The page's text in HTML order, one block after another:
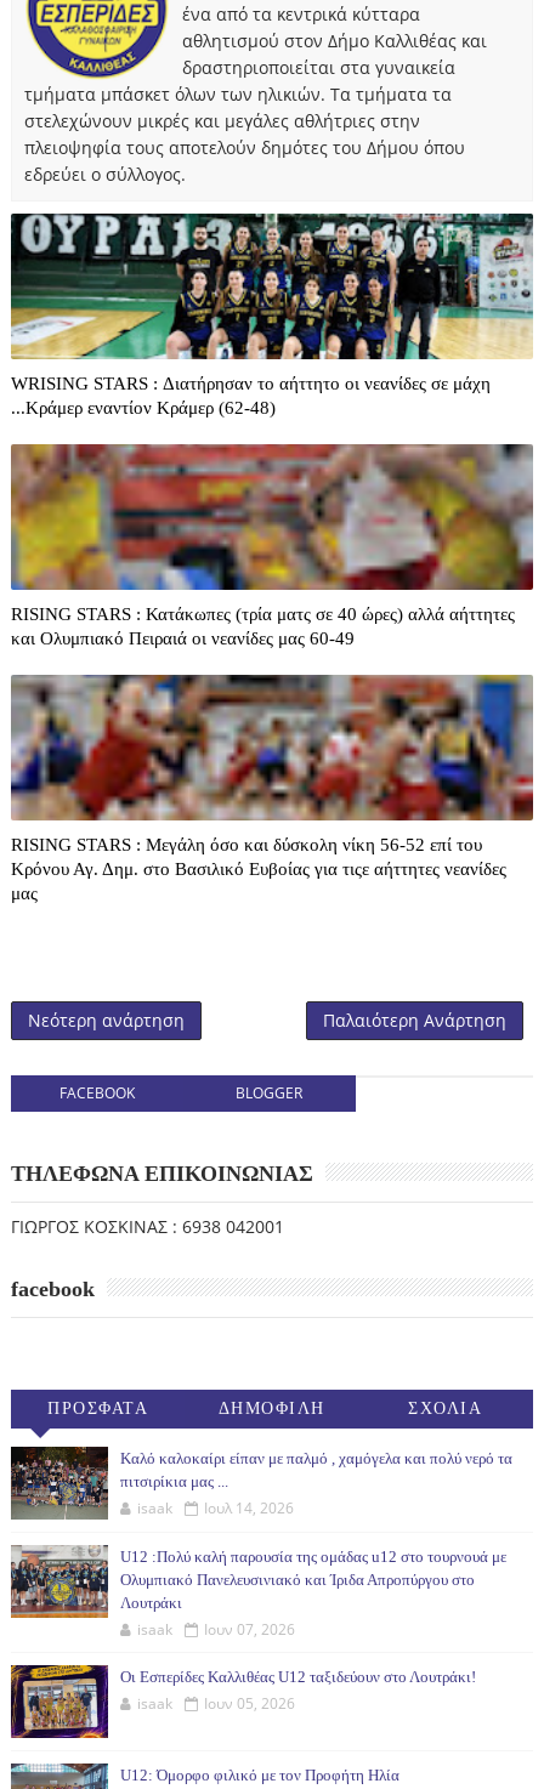
ένα από τα κεντρικά κύτταρα
αθλητισμού στον Δήμο Καλλιθέας και
δραστηριοποιείται στα γυναικεία
τμήματα μπάσκετ όλων των ηλικιών. Τα τμήματα τα
στελεχώνουν μικρές και μεγάλες αθλήτριες στην
πλειοψηφία τους αποτελούν δημότες του Δήμου όπου
εδρεύει ο σύλλογος.
WRISING STARS : Διατήρησαν το αήττητο οι νεανίδες σε μάχη
...Κράμερ εναντίον Κράμερ (62-48)
RISING STARS : Κατάκωπες (τρία ματς σε 40 ώρες) αλλά αήττητες
και Ολυμπιακό Πειραιά οι νεανίδες μας 60-49
RISING STARS : Μεγάλη όσο και δύσκολη νίκη 56-52 επί του
Κρόνου Αγ. Δημ. στο Βασιλικό Ευβοίας για τιςε αήττητες νεανίδες
μας
Νεότερη ανάρτηση Παλαιότερη Ανάρτηση
FACEBOOK BLOGGER
ΤΗΛΕΦΩΝΑ ΕΠΙΚΟΙΝΩΝΙΑΣ
ΓΙΩΡΓΟΣ ΚΟΣΚΙΝΑΣ : 6938 042001
facebook
ΠΡΟΣΦΑΤΑ ΔΗΜΟΦΙΛΗ ΣΧΟΛΙΑ
Καλό καλοκαίρι είπαν με παλμό , χαμόγελα και πολύ νερό τα
πιτσιρίκια μας ...
isaak Ιουλ 14, 2026
U12 :Πολύ καλή παρουσία της ομάδας u12 στο τουρνουά με
Ολυμπιακό Πανελευσινιακό και Ίριδα Απροπύργου στο
Λουτράκι
isaak Ιουν 07, 2026
Οι Εσπερίδες Καλλιθέας U12 ταξιδεύουν στο Λουτράκι!
isaak Ιουν 05, 2026
U12: Όμορφο φιλικό με τον Προφήτη Ηλία